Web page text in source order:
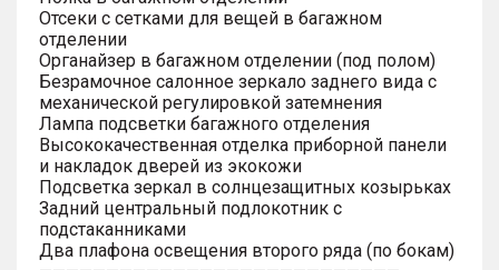
Отсеки с сетками для вещей в багажном
отделении
Органайзер в багажном отделении (под полом)
Безрамочное салонное зеркало заднего вида с
механической регулировкой затемнения
Лампа подсветки багажного отделения
Высококачественная отделка приборной панели
и накладок дверей из экокожи
Подсветка зеркал в солнцезащитных козырьках
Задний центральный подлокотник с
подстаканниками
Два плафона освещения второго ряда (по бокам)